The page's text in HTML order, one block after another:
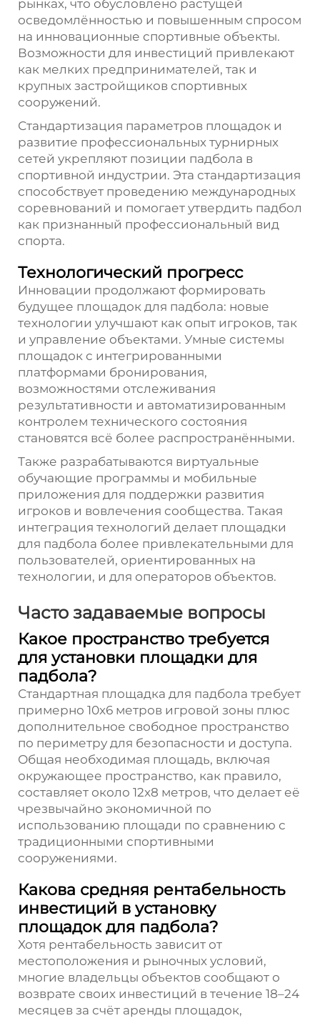
рынках, что обусловлено растущей
осведомлённостью и повышенным спросом
на инновационные спортивные объекты.
Возможности для инвестиций привлекают
как мелких предпринимателей, так и
крупных застройщиков спортивных
сооружений.
Стандартизация параметров площадок и
развитие профессиональных турнирных
сетей укрепляют позиции падбола в
спортивной индустрии. Эта стандартизация
способствует проведению международных
соревнований и помогает утвердить падбол
как признанный профессиональный вид
спорта.
Технологический прогресс
Инновации продолжают формировать
будущее площадок для падбола: новые
технологии улучшают как опыт игроков, так
и управление объектами. Умные системы
площадок с интегрированными
платформами бронирования,
возможностями отслеживания
результативности и автоматизированным
контролем технического состояния
становятся всё более распространёнными.
Также разрабатываются виртуальные
обучающие программы и мобильные
приложения для поддержки развития
игроков и вовлечения сообщества. Такая
интеграция технологий делает площадки
для падбола более привлекательными для
пользователей, ориентированных на
технологии, и для операторов объектов.
Часто задаваемые вопросы
Какое пространство требуется
для установки площадки для
падбола?
Стандартная площадка для падбола требует
примерно 10x6 метров игровой зоны плюс
дополнительное свободное пространство
по периметру для безопасности и доступа.
Общая необходимая площадь, включая
окружающее пространство, как правило,
составляет около 12x8 метров, что делает её
чрезвычайно экономичной по
использованию площади по сравнению с
традиционными спортивными
сооружениями.
Какова средняя рентабельность
инвестиций в установку
площадок для падбола?
Хотя рентабельность зависит от
местоположения и рыночных условий,
многие владельцы объектов сообщают о
возврате своих инвестиций в течение 18–24
месяцев за счёт аренды площадок,